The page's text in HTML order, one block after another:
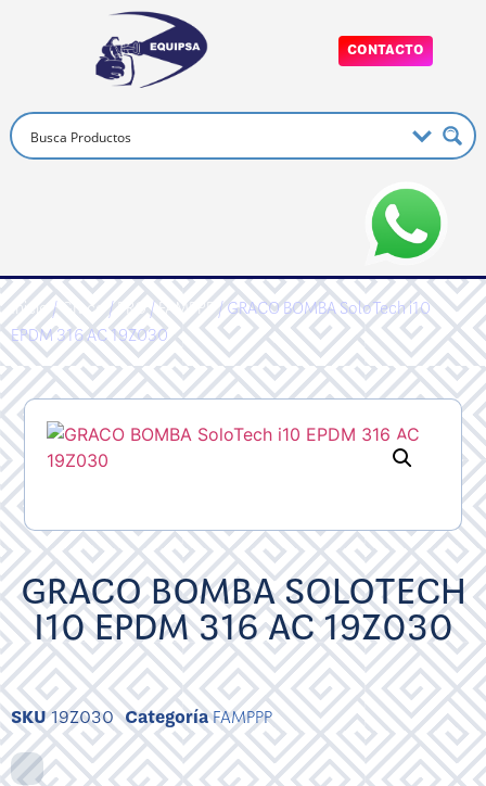
CONTACTO
Inicio/Graco/PRO/FAMPPP/ GRACO BOMBA SoloTech i10
EPDM 316 AC 19Z030
GRACO BOMBA SOLOTECH
I10 EPDM 316 AC 19Z030
SKU19Z030 CategoríaFAMPPP